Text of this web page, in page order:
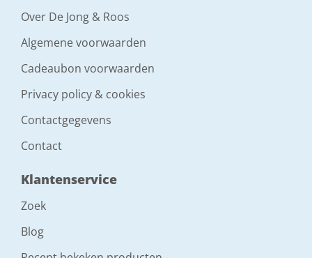
Over De Jong & Roos
Algemene voorwaarden
Cadeaubon voorwaarden
Privacy policy & cookies
Contactgegevens
Contact
Klantenservice
Zoek
Blog